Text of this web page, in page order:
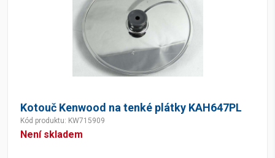
Kotouč Kenwood na tenké plátky KAH647PL
Kód produktu: KW715909
Není skladem